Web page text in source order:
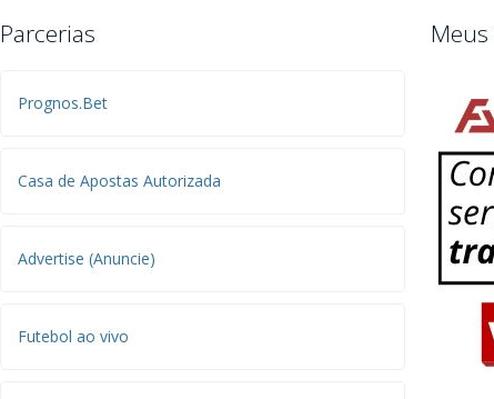
Parcerias
Prognos.Bet
Casa de Apostas Autorizada
Advertise (Anuncie)
Futebol ao vivo
Meus